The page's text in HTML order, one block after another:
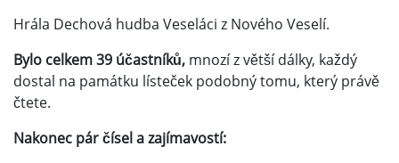
Hrála Dechová hudba Veseláci z Nového Veselí.
Bylo celkem 39 účastníků, mnozí z větší dálky, každý
dostal na památku lísteček podobný tomu, který právě
čtete.
Nakonec pár čísel a zajímavostí: